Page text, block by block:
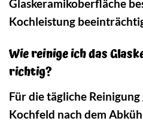
Glaskeramikoberfläche
Kochleistung
Wie reinige ich das
richtig?
Für die tägliche Reinigung
Kochfeld nach dem